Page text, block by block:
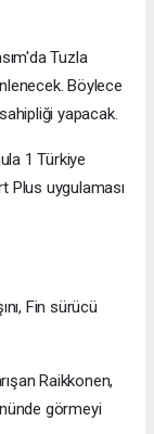
Tuzla
Böylece
yapacak.
1 Türkiye
Plus uygulaması
Fin sürücü
Raikkonen,
görmeyi